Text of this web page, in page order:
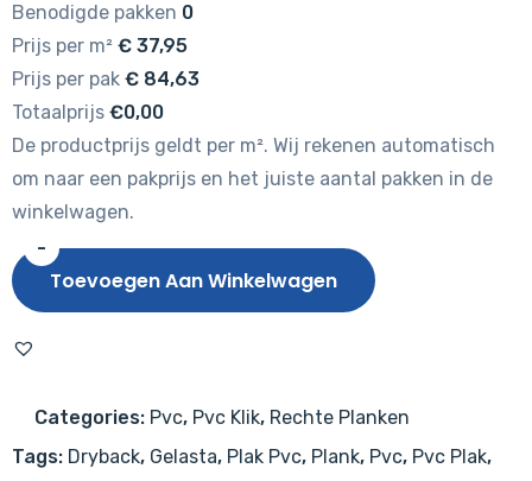
Benodigde pakken 0
Prijs per m² € 37,95
Prijs per pak € 84,63
Totaalprijs €0,00
De productprijs geldt per m². Wij rekenen automatisch
om naar een pakprijs en het juiste aantal pakken in de
winkelwagen.
-
Gelasta
Fusion
Natural
Brown
aantal
Toevoegen Aan Winkelwagen
Categories: Pvc, Pvc Klik, Rechte Planken
Tags: Dryback, Gelasta, Plak Pvc, Plank, Pvc, Pvc Plak,